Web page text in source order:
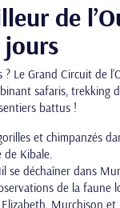
de
Le Grand Circuit de
safaris, trekking
battus !
et chimpanzés
Kibale.
se déchaîner dans
de la faune
Murchison